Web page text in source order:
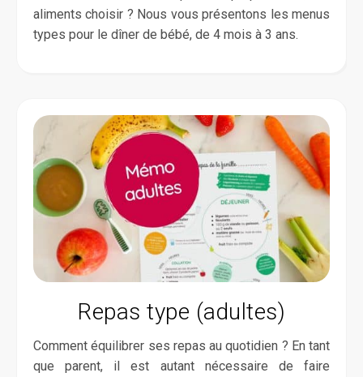
aliments choisir ? Nous vous présentons les menus
types pour le dîner de bébé, de 4 mois à 3 ans.
Repas type (adultes)
Comment équilibrer ses repas au quotidien ? En tant
que parent, il est autant nécessaire de faire